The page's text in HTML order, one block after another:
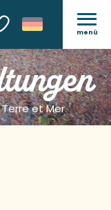
les favoris
menü
et Mer